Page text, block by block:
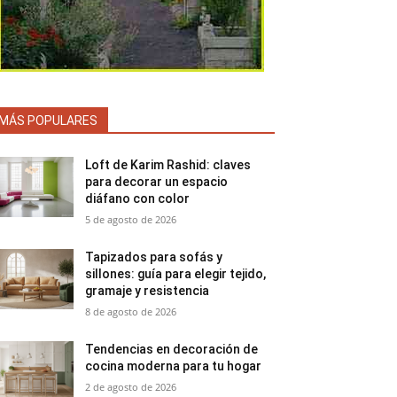
MÁS POPULARES
Loft de Karim Rashid: claves
para decorar un espacio
diáfano con color
5 de agosto de 2026
Tapizados para sofás y
sillones: guía para elegir tejido,
gramaje y resistencia
8 de agosto de 2026
Tendencias en decoración de
cocina moderna para tu hogar
2 de agosto de 2026